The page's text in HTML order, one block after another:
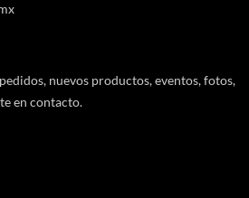
nuevos productos, eventos, fotos,
en contacto.